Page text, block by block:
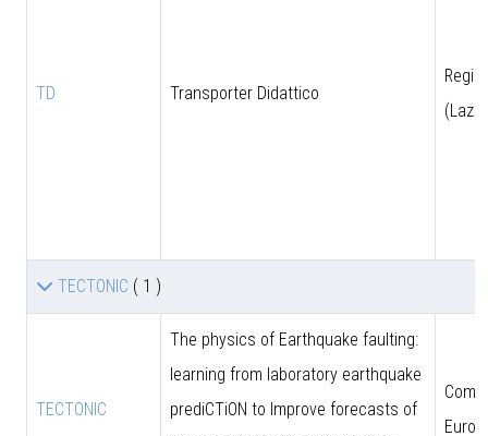
TD Transporter Didattico
TECTONIC ( 1 )
TECTONIC
The physics of Earthquake faulting:
learning from laboratory earthquake
prediCTiON to Improve forecasts of